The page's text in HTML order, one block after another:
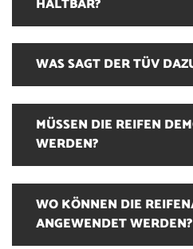
WAS SAGT DER TÜV
MÜSSEN DIE REIFEN
WERDEN?
WO KÖNNEN DIE
ANGEWENDET WERDEN?